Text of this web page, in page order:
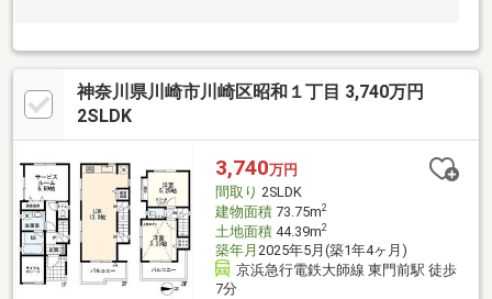
神奈川県川崎市川崎区昭和１丁目 3,740万円
2SLDK
3,740万円
間取り 2SLDK
建物面積73.75m2
土地面積44.39m2
築年月 2025年5月(築1年4ヶ月)
京浜急行電鉄大師線 東門前駅 徒歩
7分